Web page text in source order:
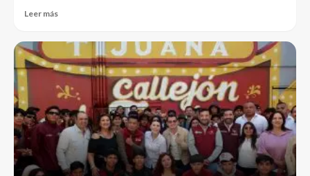
Leer más